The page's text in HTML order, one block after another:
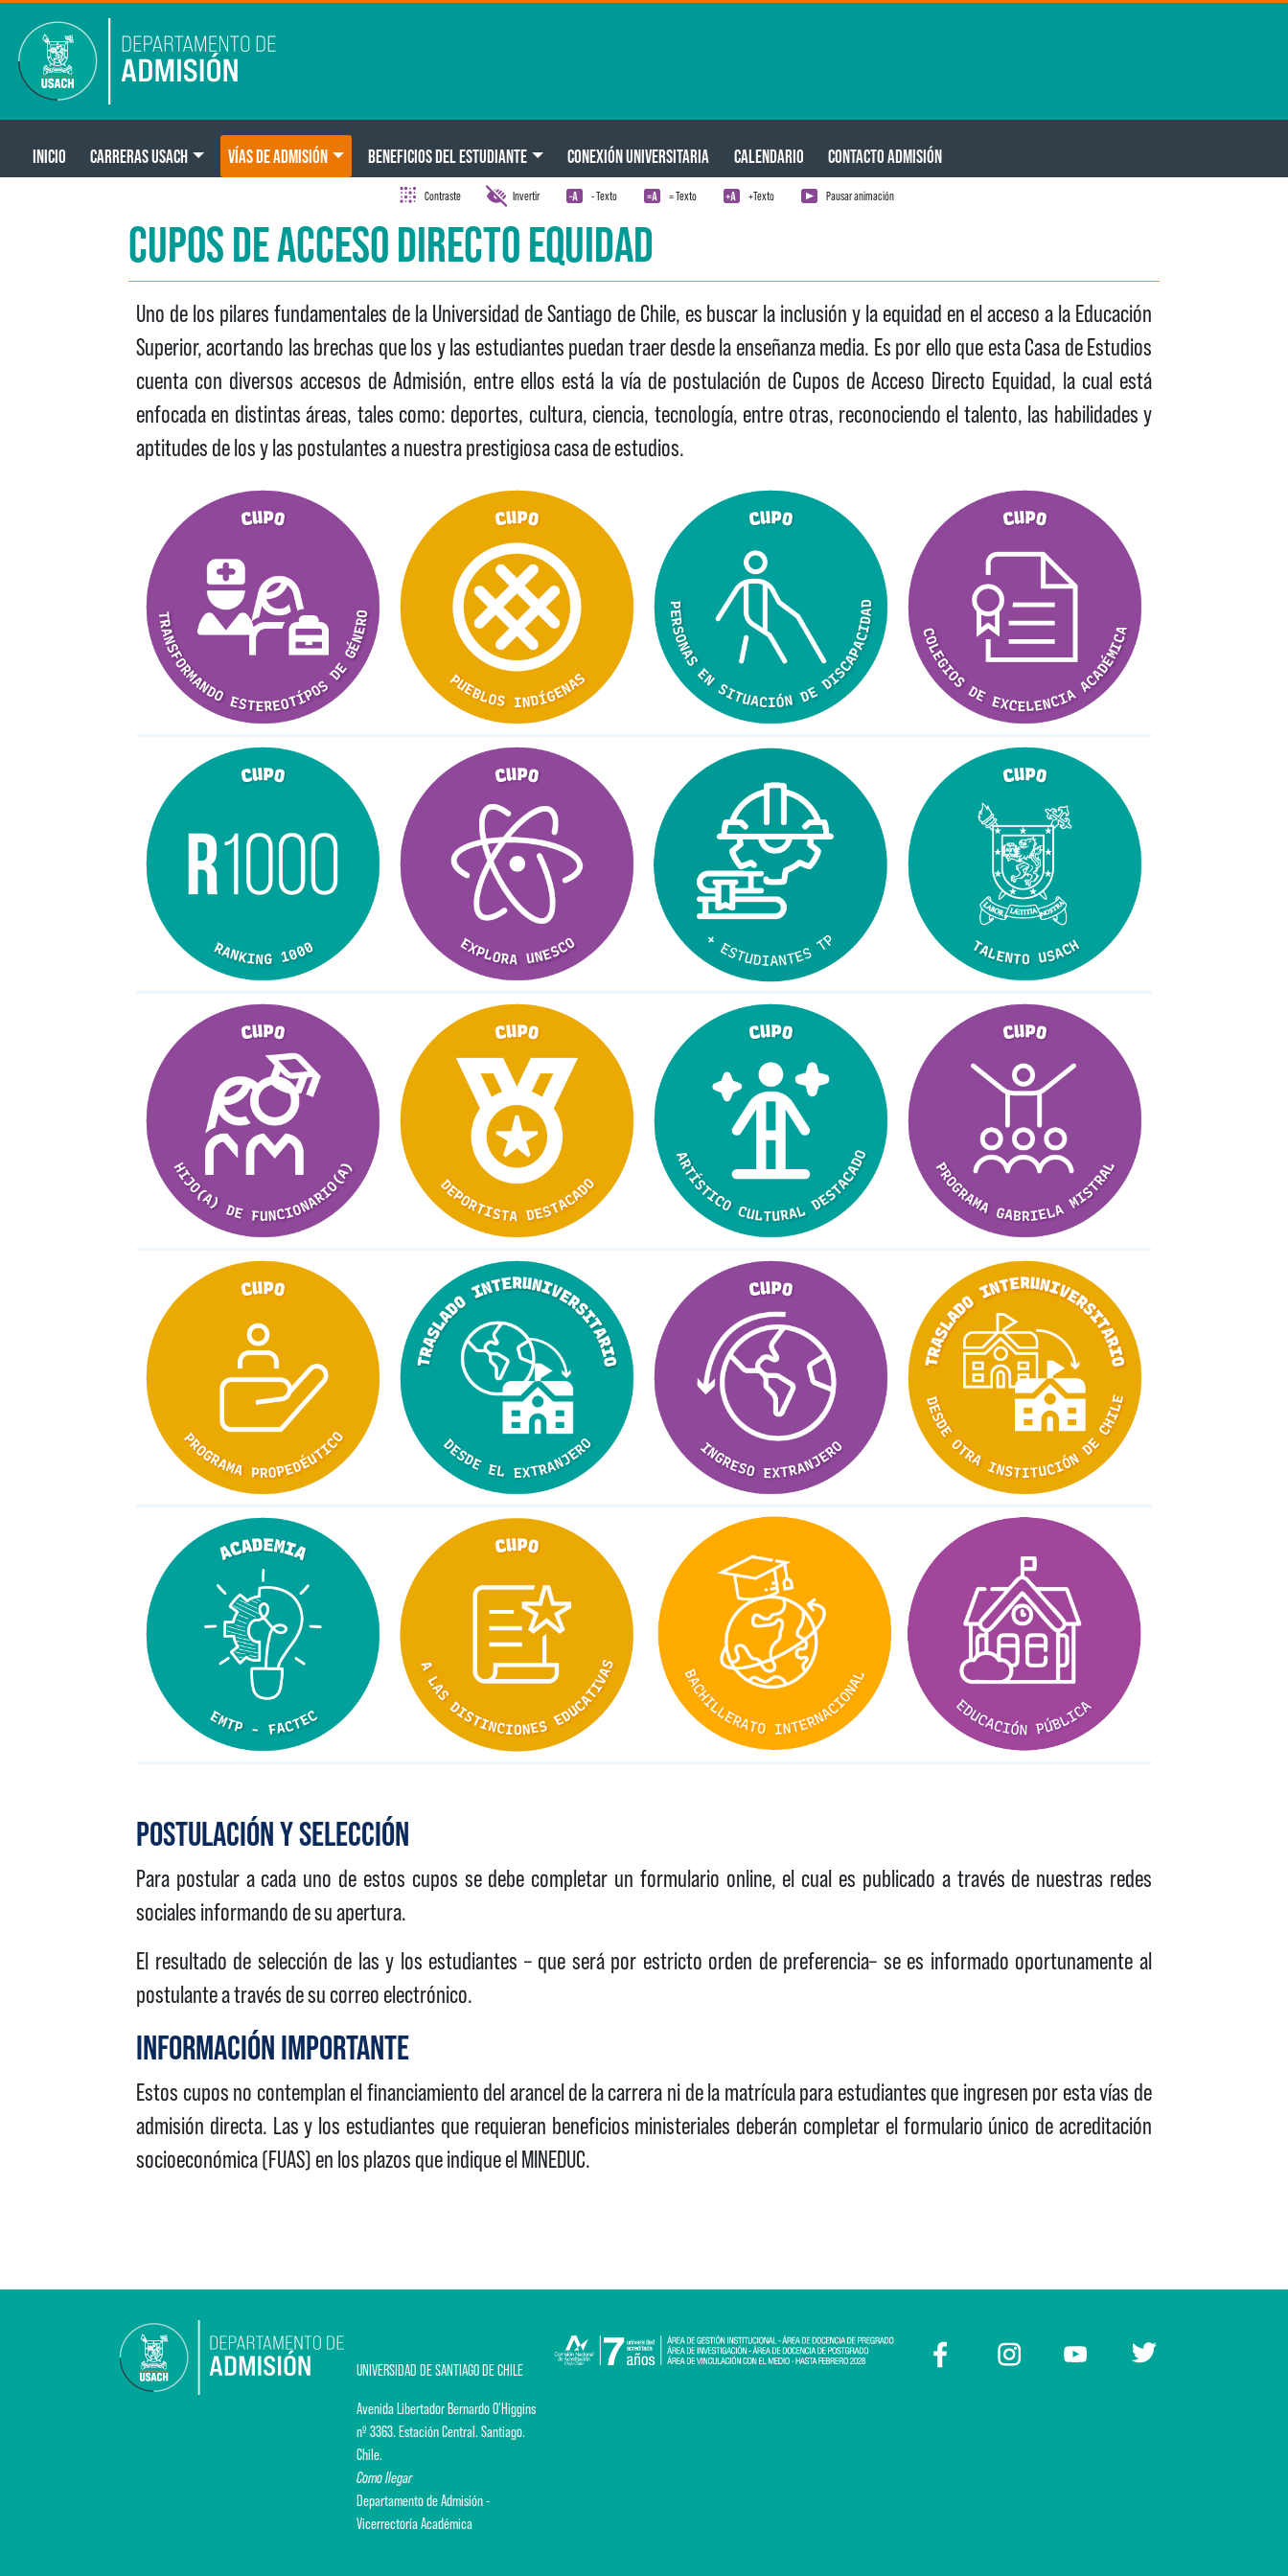
Main navigation
INICIO CARRERAS USACH VÍAS DE ADMISIÓN BENEFICIOS DEL ESTUDIANTE CONEXIÓN UNIVERSITARIA CALENDARIO CONTACTO ADMISIÓN
Contraste Invertir - Texto = Texto +Texto Pausar animación
CUPOS DE ACCESO DIRECTO EQUIDAD
Uno de los pilares fundamentales de la Universidad de Santiago de Chile, es buscar la inclusión y la equidad en el acceso a la Educación
Superior, acortando las brechas que los y las estudiantes puedan traer desde la enseñanza media. Es por ello que esta Casa de Estudios
cuenta con diversos accesos de Admisión, entre ellos está la vía de postulación de Cupos de Acceso Directo Equidad, la cual está
enfocada en distintas áreas, tales como: deportes, cultura, ciencia, tecnología, entre otras, reconociendo el talento, las habilidades y
aptitudes de los y las postulantes a nuestra prestigiosa casa de estudios.
POSTULACIÓN Y SELECCIÓN
Para postular a cada uno de estos cupos se debe completar un formulario online, el cual es publicado a través de nuestras redes
sociales informando de su apertura.
El resultado de selección de las y los estudiantes – que será por estricto orden de preferencia– se es informado oportunamente al
postulante a través de su correo electrónico.
INFORMACIÓN IMPORTANTE
Estos cupos no contemplan el financiamiento del arancel de la carrera ni de la matrícula para estudiantes que ingresen por esta vías de
admisión directa. Las y los estudiantes que requieran beneficios ministeriales deberán completar el formulario único de acreditación
socioeconómica (FUAS) en los plazos que indique el MINEDUC.
UNIVERSIDAD DE SANTIAGO DE CHILE
Avenida Libertador Bernardo O'Higgins
nº 3363. Estación Central. Santiago.
Chile.
Como llegar
Departamento de Admisión -
Vicerrectoría Académica